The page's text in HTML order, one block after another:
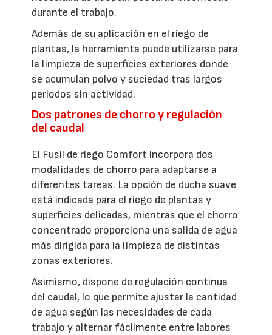
durante el trabajo.
Además de su aplicación en el riego de
plantas, la herramienta puede utilizarse para
la limpieza de superficies exteriores donde
se acumulan polvo y suciedad tras largos
periodos sin actividad.
Dos patrones de chorro y regulación
del caudal
El Fusil de riego Comfort incorpora dos
modalidades de chorro para adaptarse a
diferentes tareas. La opción de ducha suave
está indicada para el riego de plantas y
superficies delicadas, mientras que el chorro
concentrado proporciona una salida de agua
más dirigida para la limpieza de distintas
zonas exteriores.
Asimismo, dispone de regulación continua
del caudal, lo que permite ajustar la cantidad
de agua según las necesidades de cada
trabajo y alternar fácilmente entre labores